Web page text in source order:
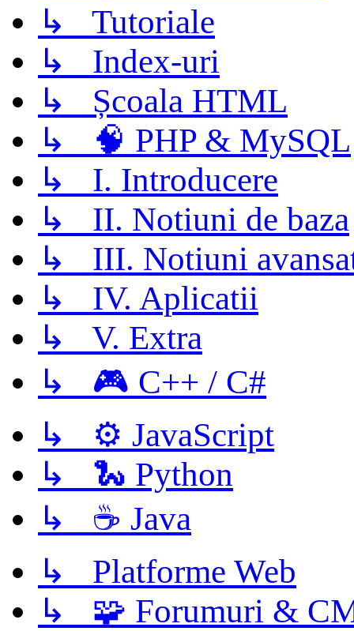
↳ Tutoriale
↳ Index-uri
↳ Școala HTML
↳ 🧠 PHP & MySQL
↳ I. Introducere
↳ II. Notiuni de baza
↳ III. Notiuni
↳ IV. Aplicatii
↳ V. Extra
↳ 🎮 C++ / C#
↳ ⚙️ JavaScript
↳ 🐍 Python
↳ ☕ Java
↳ Platforme Web
↳ 🧩 Forumuri &